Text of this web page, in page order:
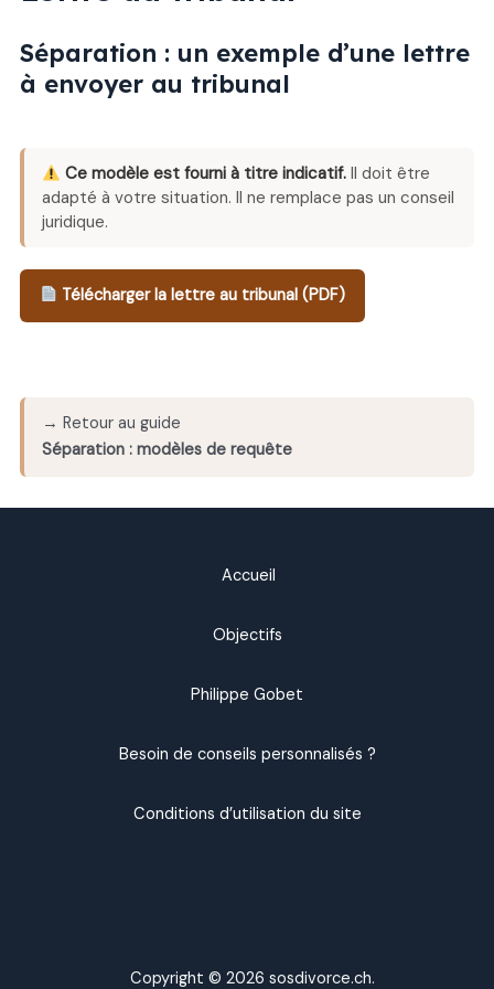
Séparation : un exemple d’une lettre
à envoyer au tribunal
Ce modèle est fourni à titre indicatif.Il doit être
adapté à votre situation. Il ne remplace pas un conseil
juridique.
Télécharger la lettre au tribunal (PDF)
→ Retour au guide
Séparation : modèles de requête
Accueil
Objectifs
Philippe Gobet
Besoin de conseils personnalisés ?
Conditions d’utilisation du site
Copyright © 2026 sosdivorce.ch.